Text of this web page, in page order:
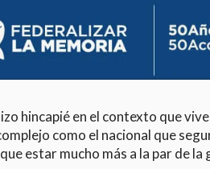
hincapié en el contexto que
como el nacional que
estar mucho más a la par de